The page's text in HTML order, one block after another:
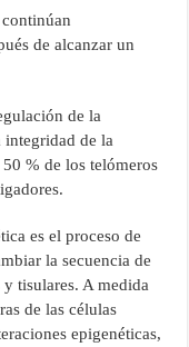
de alcanzar un
de la
integridad de la
% de los telómeros
es el proceso de
la secuencia de
tisulares. A medida
de las células
epigenéticas,